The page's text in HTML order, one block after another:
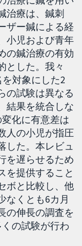
治療は、鍼刺
ザー鍼による経
小児および青年
の鍼治療の有効
とした。我々
対象にした2
の試験は異なる
結果を統合しな
化に有意差は
人の小児が指圧
した。本レビュ
を遅らせるため
を提供すること
ボと比較し、他
なくとも6カ月
の伸長の調査を
の試験が行わ